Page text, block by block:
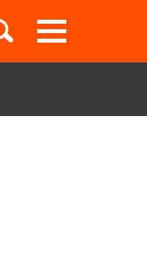
Toggle
navigation